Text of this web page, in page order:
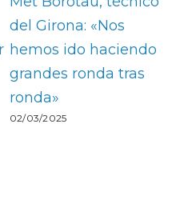
del Girona: «Nos
hemos ido haciendo
grandes ronda tras
ronda»
02/03/2025